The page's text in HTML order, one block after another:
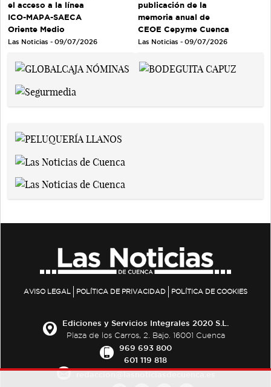
el acceso a la línea
ICO-MAPA-SAECA
Oriente Medio
Las Noticias - 09/07/2026
publicación de la
memoria anual de
CEOE Cepyme Cuenca
Las Noticias - 09/07/2026
AVISO LEGAL POLÍTICA DE PRIVACIDAD POLÍTICA DE COOKIES
Ediciones y Servicios Integrales 2020 S.L.
Plaza de los Carros, 2. Bajo. 16001 Cuenca
969 693 800
601 119 818